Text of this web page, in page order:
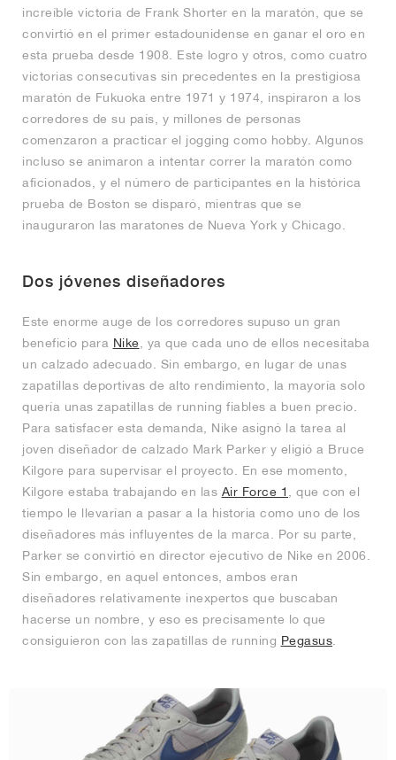
increíble victoria de Frank Shorter en la maratón, que se
convirtió en el primer estadounidense en ganar el oro en
esta prueba desde 1908. Este logro y otros, como cuatro
victorias consecutivas sin precedentes en la prestigiosa
maratón de Fukuoka entre 1971 y 1974, inspiraron a los
corredores de su país, y millones de personas
comenzaron a practicar el jogging como hobby. Algunos
incluso se animaron a intentar correr la maratón como
aficionados, y el número de participantes en la histórica
prueba de Boston se disparó, mientras que se
inauguraron las maratones de Nueva York y Chicago.
Dos jóvenes diseñadores
Este enorme auge de los corredores supuso un gran
beneficio para Nike , ya que cada uno de ellos necesitaba
un calzado adecuado. Sin embargo, en lugar de unas
zapatillas deportivas de alto rendimiento, la mayoría solo
quería unas zapatillas de running fiables a buen precio.
Para satisfacer esta demanda, Nike asignó la tarea al
joven diseñador de calzado Mark Parker y eligió a Bruce
Kilgore para supervisar el proyecto. En ese momento,
Kilgore estaba trabajando en las Air Force 1
, que con el
tiempo le llevarían a pasar a la historia como uno de los
diseñadores más influyentes de la marca. Por su parte,
Parker se convirtió en director ejecutivo de Nike en 2006.
Sin embargo, en aquel entonces, ambos eran
diseñadores relativamente inexpertos que buscaban
hacerse un nombre, y eso es precisamente lo que
consiguieron con las zapatillas de running Pegasus